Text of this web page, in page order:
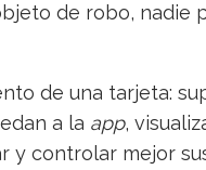
de robo, nadie
de una tarjeta:
a la app,
y controlar mejor